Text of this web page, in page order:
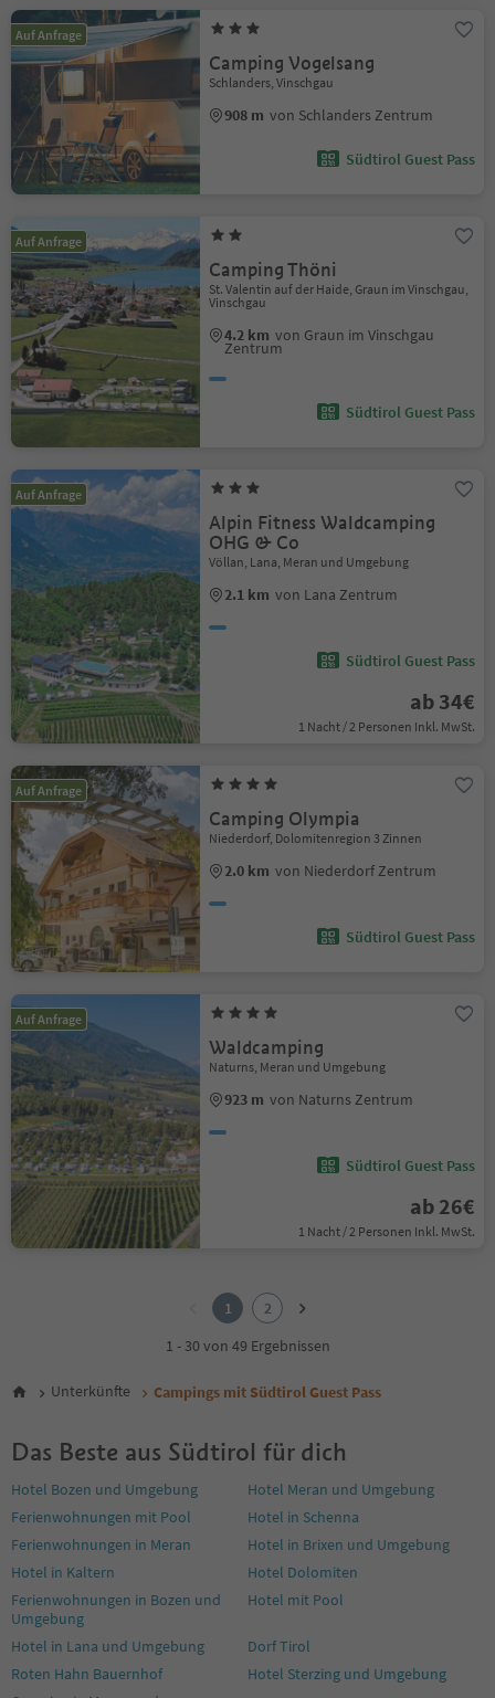
Auf Anfrage
Camping Vogelsang
Schlanders, Vinschgau
908 m von Schlanders Zentrum
Südtirol Guest Pass
Auf Anfrage
Camping Thöni
St. Valentin auf der Haide, Graun im Vinschgau,
Vinschgau
4.2 km von Graun im Vinschgau
Zentrum
Südtirol Guest Pass
Auf Anfrage
Alpin Fitness Waldcamping
OHG & Co
Völlan, Lana, Meran und Umgebung
2.1 km von Lana Zentrum
Südtirol Guest Pass
ab 34€
1 Nacht / 2 Personen Inkl. MwSt.
Auf Anfrage
Camping Olympia
Niederdorf, Dolomitenregion 3 Zinnen
2.0 km von Niederdorf Zentrum
Südtirol Guest Pass
Auf Anfrage
Waldcamping
Naturns, Meran und Umgebung
923 m von Naturns Zentrum
Südtirol Guest Pass
ab 26€
1 Nacht / 2 Personen Inkl. MwSt.
1
2
1 - 30 von 49 Ergebnissen
Unterkünfte Campings mit Südtirol Guest Pass
Das Beste aus Südtirol für dich
Hotel Bozen und Umgebung
Hotel Meran und Umgebung
Ferienwohnungen mit Pool
Hotel in Schenna
Ferienwohnungen in Meran
Hotel in Brixen und Umgebung
Hotel in Kaltern
Hotel Dolomiten
Ferienwohnungen in Bozen und
Umgebung
Hotel mit Pool
Hotel in Lana und Umgebung
Dorf Tirol
Roten Hahn Bauernhof
Hotel Sterzing und Umgebung